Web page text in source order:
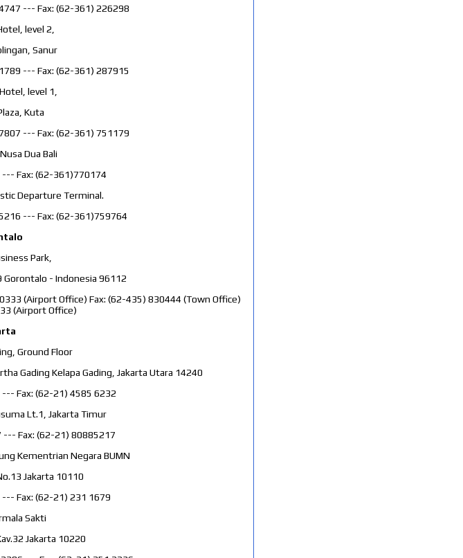
--- Fax: (62-361) 226298
level 2,
Sanur
--- Fax: (62-361) 287915
level 1,
Kuta
--- Fax: (62-361) 751179
Dua Bali
Fax: (62-361)770174
Departure Terminal.
--- Fax: (62-361)759764
Park,
Gorontalo - Indonesia 96112
(Airport Office) Fax: (62-435) 830444 (Town Office)
(Airport Office)
Ground Floor
Gading Kelapa Gading, Jakarta Utara 14240
Fax: (62-21) 4585 6232
Lt.1, Jakarta Timur
Fax: (62-21) 80885217
Kementrian Negara BUMN
Jakarta 10110
Fax: (62-21) 231 1679
Sakti
Jakarta 10220